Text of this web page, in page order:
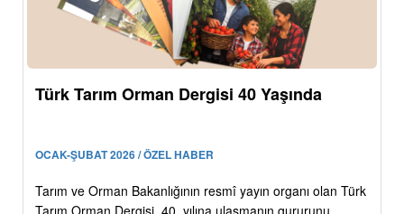
Türk Tarım Orman Dergisi 40 Yaşında
OCAK-ŞUBAT 2026 / ÖZEL HABER
Tarım ve Orman Bakanlığının resmî yayın organı olan Türk
Tarım Orman Dergisi, 40. yılına ulaşmanın gururunu